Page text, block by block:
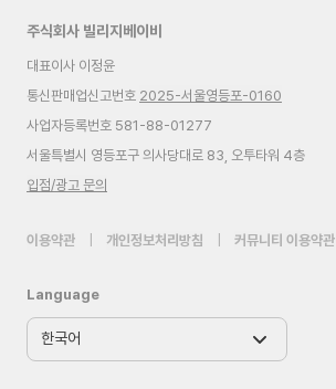
주식회사 빌리지베이비
대표이사 이정윤
통신판매업신고번호 2025-서울영등포-0160
사업자등록번호 581-88-01277
서울특별시 영등포구 의사당대로 83, 오투타워 4층
입점/광고 문의
이용약관 개인정보처리방침 커뮤니티 이용약관
Language